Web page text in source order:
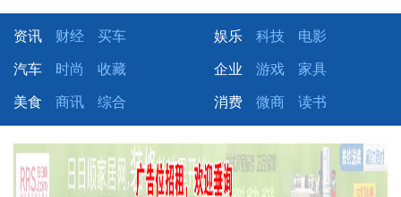
资讯 财经 买车 娱乐 科技 电影
汽车 时尚 收藏 企业 游戏 家具
美食 商讯 综合 消费 微商 读书